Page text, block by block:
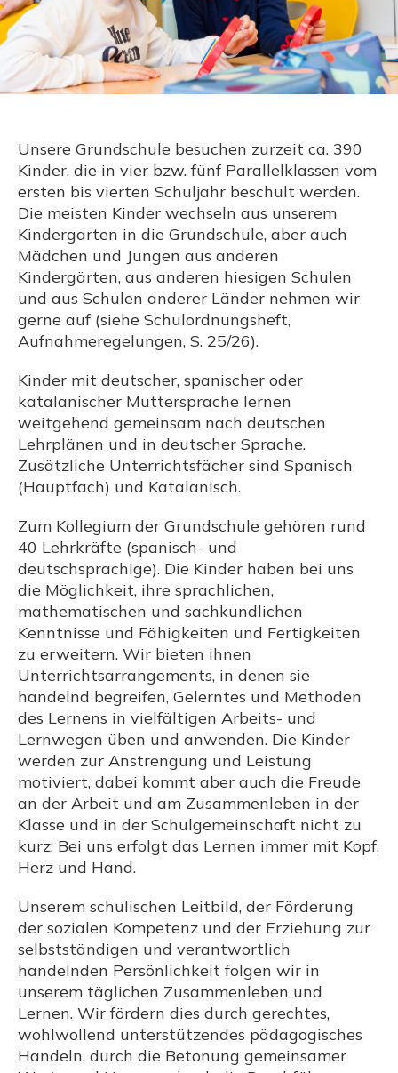
Unsere Grundschule besuchen zurzeit ca. 390
Kinder, die in vier bzw. fünf Parallelklassen vom
ersten bis vierten Schuljahr beschult werden.
Die meisten Kinder wechseln aus unserem
Kindergarten in die Grundschule, aber auch
Mädchen und Jungen aus anderen
Kindergärten, aus anderen hiesigen Schulen
und aus Schulen anderer Länder nehmen wir
gerne auf (siehe Schulordnungsheft,
Aufnahmeregelungen, S. 25/26).
Kinder mit deutscher, spanischer oder
katalanischer Muttersprache lernen
weitgehend gemeinsam nach deutschen
Lehrplänen und in deutscher Sprache.
Zusätzliche Unterrichtsfächer sind Spanisch
(Hauptfach) und Katalanisch.
Zum Kollegium der Grundschule gehören rund
40 Lehrkräfte (spanisch- und
deutschsprachige). Die Kinder haben bei uns
die Möglichkeit, ihre sprachlichen,
mathematischen und sachkundlichen
Kenntnisse und Fähigkeiten und Fertigkeiten
zu erweitern. Wir bieten ihnen
Unterrichtsarrangements, in denen sie
handelnd begreifen, Gelerntes und Methoden
des Lernens in vielfältigen Arbeits- und
Lernwegen üben und anwenden. Die Kinder
werden zur Anstrengung und Leistung
motiviert, dabei kommt aber auch die Freude
an der Arbeit und am Zusammenleben in der
Klasse und in der Schulgemeinschaft nicht zu
kurz: Bei uns erfolgt das Lernen immer mit Kopf,
Herz und Hand.
Unserem schulischen Leitbild, der Förderung
der sozialen Kompetenz und der Erziehung zur
selbstständigen und verantwortlich
handelnden Persönlichkeit folgen wir in
unserem täglichen Zusammenleben und
Lernen. Wir fördern dies durch gerechtes,
wohlwollend unterstützendes pädagogisches
Handeln, durch die Betonung gemeinsamer